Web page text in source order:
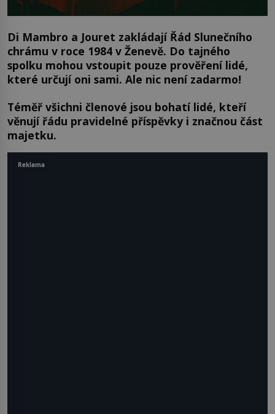
Di Mambro a Jouret zakládají Řád Slunečního
chrámu v roce 1984 v Ženevě. Do tajného
spolku mohou vstoupit pouze prověření lidé,
které určují oni sami. Ale nic není zadarmo!
Téměř všichni členové jsou bohatí lidé, kteří
věnují řádu pravidelné příspěvky i značnou část
majetku.
Reklama